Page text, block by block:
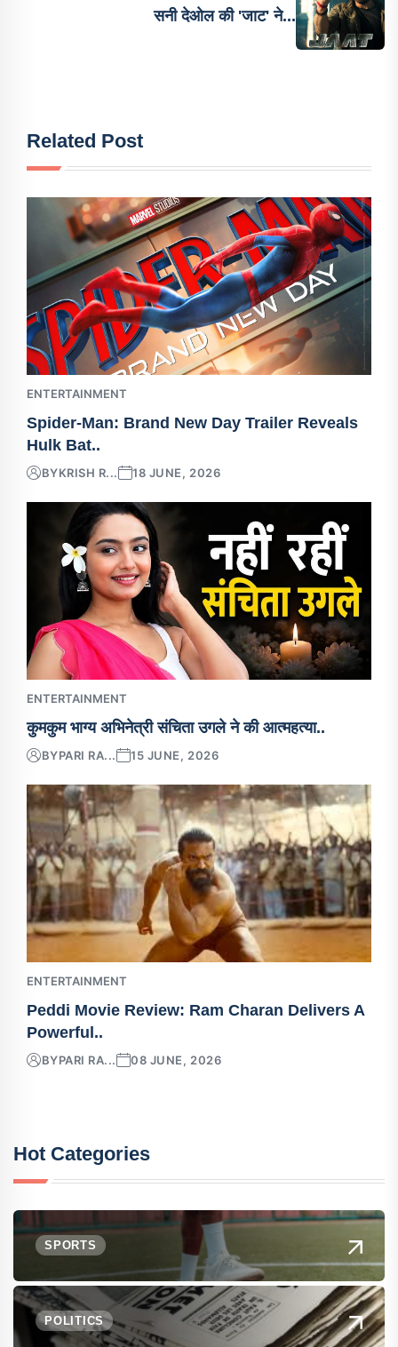
सनी देओल की 'जाट' ने...
Related Post
ENTERTAINMENT
Spider-Man: Brand New Day Trailer Reveals
Hulk Bat..
BYKRISH R... 18 JUNE, 2026
ENTERTAINMENT
कुमकुम भाग्य अभिनेत्री संचिता उगले ने की आत्महत्या..
BYPARI RA... 15 JUNE, 2026
ENTERTAINMENT
Peddi Movie Review: Ram Charan Delivers A
Powerful..
BYPARI RA... 08 JUNE, 2026
Hot Categories
SPORTS
POLITICS